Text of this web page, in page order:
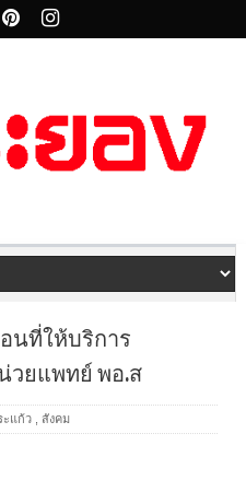
นที่ให้บริการ
วยแพทย์ พอ.ส
ะแก้ว สังคม